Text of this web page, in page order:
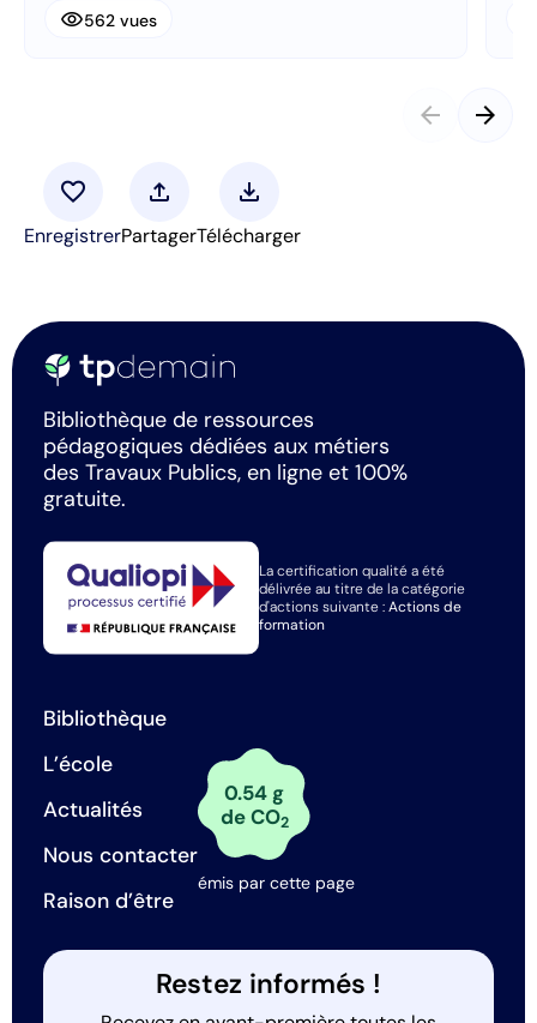
visibility562 vues
arrow_back arrow_forward
favorite
Enregistrer
upload
Partager
download
Télécharger
Bibliothèque de ressources
pédagogiques dédiées aux métiers
des Travaux Publics, en ligne et 100%
gratuite.
La certification qualité a été
délivrée au titre de la catégorie
d'actions suivante :Actions de
formation
Bibliothèque
L’école
Actualités
Nous contacter
Raison d’être
0.54 g
de CO2
émis par cette page
Restez informés !